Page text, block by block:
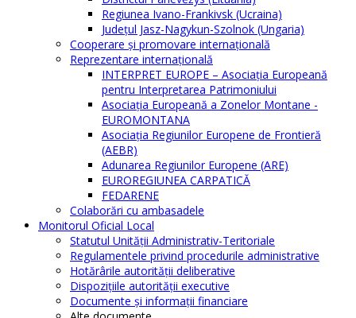
Regiunea Ivano-Frankivsk (Ucraina)
Judeţul Jasz-Nagykun-Szolnok (Ungaria)
Cooperare şi promovare internaţională
Reprezentare internaţională
INTERPRET EUROPE – Asociația Europeană
pentru Interpretarea Patrimoniului
Asociația Europeană a Zonelor Montane -
EUROMONTANA
Asociația Regiunilor Europene de Frontieră
(AEBR)
Adunarea Regiunilor Europene (ARE)
EUROREGIUNEA CARPATICĂ
FEDARENE
Colaborări cu ambasadele
Monitorul Oficial Local
Statutul Unităţii Administrativ-Teritoriale
Regulamentele privind procedurile administrative
Hotărârile autorităţii deliberative
Dispoziţiile autorităţii executive
Documente şi informaţii financiare